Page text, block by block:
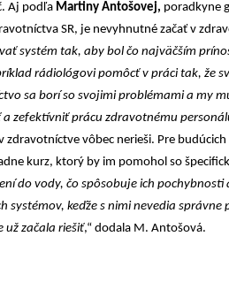
Aj podľa Martiny Antošovej, poradkyne
SR, je nevyhnutné začať v
systém tak, aby bol čo najväčším
rádiológovi pomôcť v práci tak, že
sa borí so svojimi problémami a my
zefektívniť prácu zdravotnému
zdravotníctve vôbec nerieši. Pre
kurz, ktorý by im pomohol so
do vody, čo spôsobuje ich pochybnosti
keďže s nimi nevedia správne
už začala riešiť,“ dodala M. Antošová.